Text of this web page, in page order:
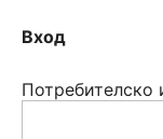
Вход